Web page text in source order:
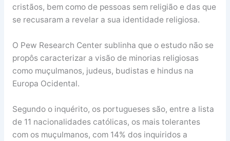
cristãos, bem como de pessoas sem religião e das que
se recusaram a revelar a sua identidade religiosa.
O Pew Research Center sublinha que o estudo não se
propôs caracterizar a visão de minorias religiosas
como muçulmanos, judeus, budistas e hindus na
Europa Ocidental.
Segundo o inquérito, os portugueses são, entre a lista
de 11 nacionalidades católicas, os mais tolerantes
com os muçulmanos, com 14% dos inquiridos a